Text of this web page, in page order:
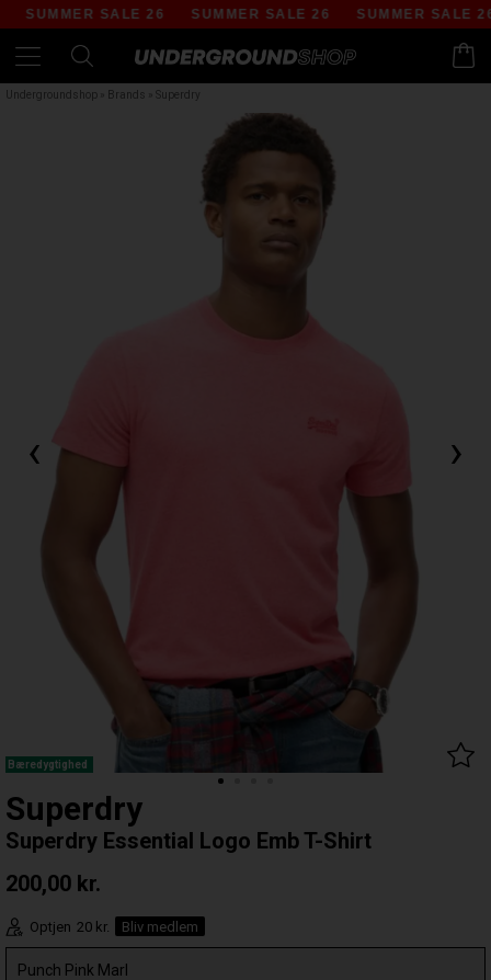
SUMMER SALE 26 SUMMER SALE 26 SUMMER SALE 26
Undergroundshop Brands Superdry
Bæredygtighed
‹ ›
Superdry
Superdry Essential Logo Emb T-Shirt
200,00 kr.
Optjen 20 kr. Bliv medlem